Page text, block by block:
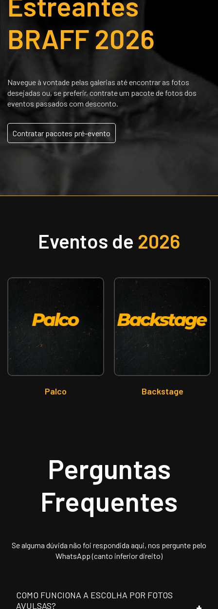
BRAFF 2026
Navegue à vontade pelas galerias até encontrar as fotos
desejadas ou, se preferir, contrate um pacote de fotos dos
eventos passados com desconto.
Contratar pacotes pré-evento
Eventos de 2026
Palco Backstage
Perguntas
Frequentes
Se alguma dúvida não foi respondida aqui, nos pergunte pelo
WhatsApp (canto inferior direito)
COMO FUNCIONA A ESCOLHA POR FOTOS
AVULSAS?